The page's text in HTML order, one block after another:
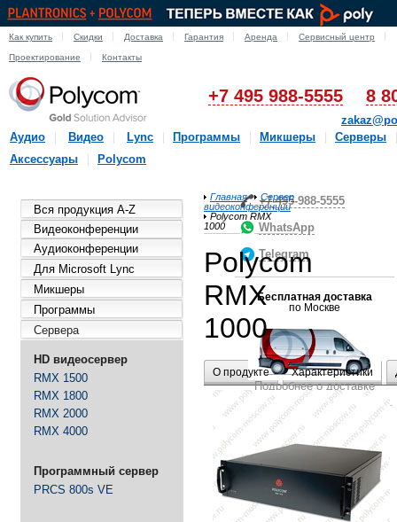
Как купить Скидки Доставка Гарантия Аренда Сервисный центр
Проектирование Контакты
+7 495 988-5555 8
Аудио
Видео Lync Программы Микшеры
Серверы
Аксессуары
Polycom
Вся продукция A-Z
Видеоконференции
Аудиоконференции
Для Microsoft Lync
Микшеры
Программы
Сервера
HD видеосервер
RMX 1500
RMX 1800
RMX 2000
RMX 4000
Программный сервер
PRCS 800s VE
+7-495-988-5555
WhatsApp
Telegram
Бесплатная доставка
по Москве
Подробнее о доставке
-
оставим быстро и
бесплатно
- Доставка по всей России
-Ответим
быстро
-Экономим Ваше время
Главная
Сервер
видеоконференции
Polycom RMX
1000
Polycom
RMX
1000
О продукте Характеристики